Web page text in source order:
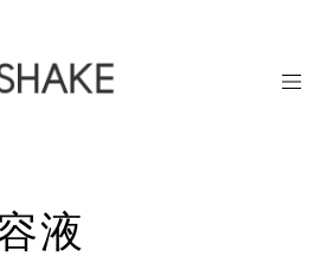
液